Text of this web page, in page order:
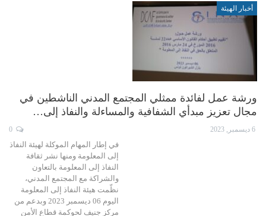
أخبار الهيئة
ورشة عمل لفائدة ممثلي المجتمع المدني الناشطين في
مجال تعزيز مبدأي الشفافية والمساءلة والنفاذ إلى…
6 ديسمبر, 2023
في إطار المهام الموكلة لهيئة النفاذ
إلى المعلومة ومنها نشر ثقافة
النفاذ إلى المعلومة بالتعاون
والشراكة مع المجتمع المدني،
نظّمت هيئة النفاذ إلى المعلومة
اليوم 06 ديسمبر 2023 وبدعم من
مركز جنيف لحوكمة قطاع الأمن